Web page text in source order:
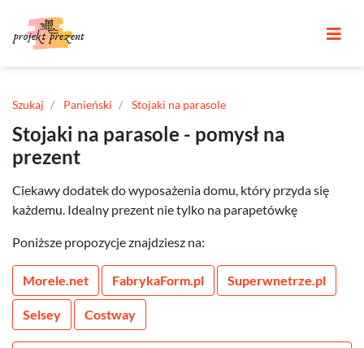
Szukaj Panieński Stojaki na parasole
Stojaki na parasole - pomysł na
prezent
Ciekawy dodatek do wyposażenia domu, który przyda się
każdemu. Idealny prezent nie tylko na parapetówkę
Poniższe propozycje znajdziesz na:
Morele.net FabrykaForm.pl Superwnetrze.pl
Selsey Costway